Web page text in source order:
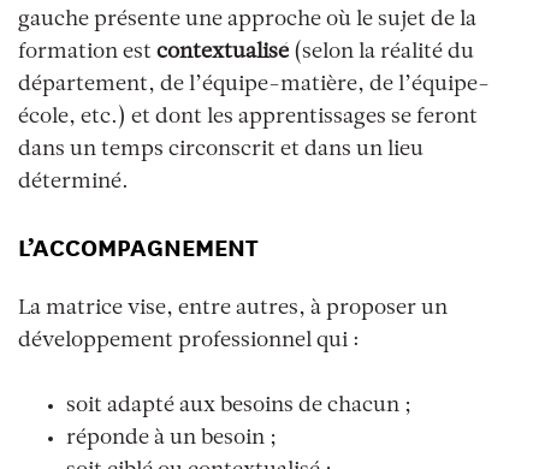
gauche présente une approche où le sujet de la
formation est contextualisé (selon la réalité du
département, de l’équipe-matière, de l’équipe-
école, etc.) et dont les apprentissages se feront
dans un temps circonscrit et dans un lieu
déterminé.
L’ACCOMPAGNEMENT
La matrice vise, entre autres, à proposer un
développement professionnel qui :
soit adapté aux besoins de chacun ;
réponde à un besoin ;